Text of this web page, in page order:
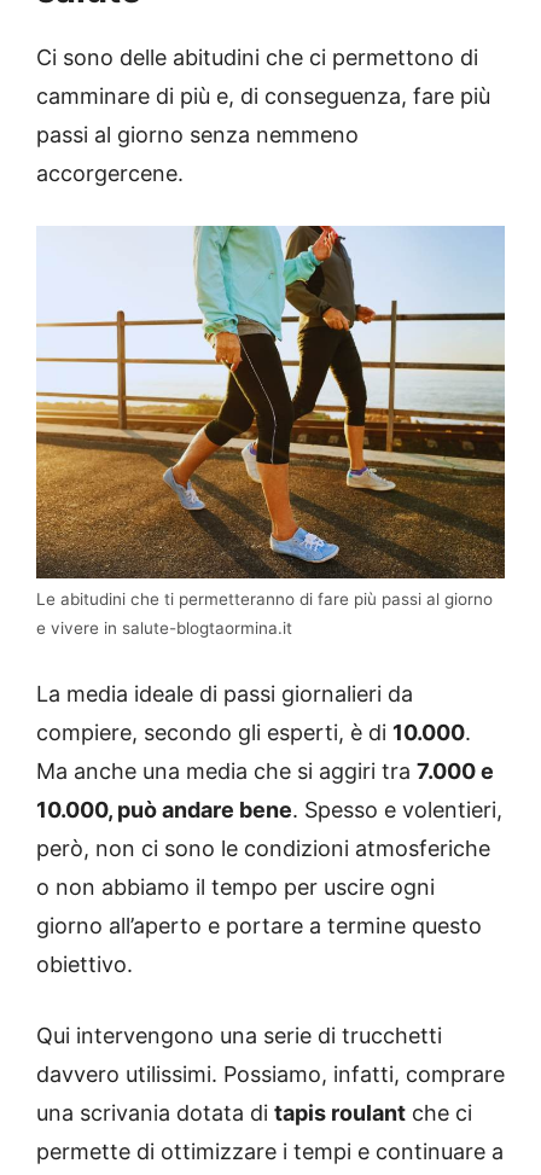
Ci sono delle abitudini che ci permettono di
camminare di più e, di conseguenza, fare più
passi al giorno senza nemmeno
accorgercene.
Le abitudini che ti permetteranno di fare più passi al giorno
e vivere in salute-blogtaormina.it
La media ideale di passi giornalieri da
compiere, secondo gli esperti, è di 10.000.
Ma anche una media che si aggiri tra 7.000 e
10.000, può andare bene. Spesso e volentieri,
però, non ci sono le condizioni atmosferiche
o non abbiamo il tempo per uscire ogni
giorno all’aperto e portare a termine questo
obiettivo.
Qui intervengono una serie di trucchetti
davvero utilissimi. Possiamo, infatti, comprare
una scrivania dotata di tapis roulant che ci
permette di ottimizzare i tempi e continuare a